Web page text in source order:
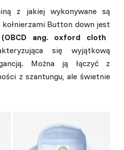
z jakiej wykonywane są
Button down jest
ang. oxford cloth
się wyjątkową
Można ją łączyć z
z szantungu, ale świetnie